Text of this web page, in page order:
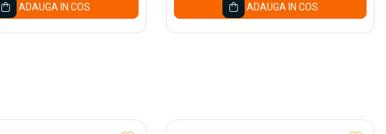
ADAUGA IN COS ADAUGA IN COS